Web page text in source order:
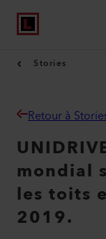
Stories
Retour à
mondial
les toits
2019.